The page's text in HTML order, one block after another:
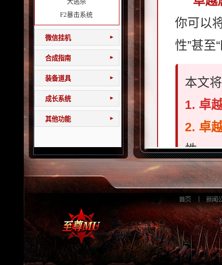
F2暴击系统
微信挂机 ▾
合成指南 ▾
装备道具 ▾
成长系统 ▾
其他功能 ▾
你可以
性”甚至
本文
1. 卓
2. 卓
性。
🔥 途
通过玛